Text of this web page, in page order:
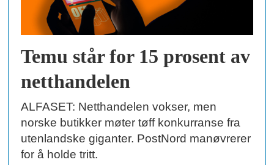
Temu står for 15 prosent av
netthandelen
ALFASET: Netthandelen vokser, men
norske butikker møter tøff konkurranse fra
utenlandske giganter. PostNord manøvrerer
for å holde tritt.